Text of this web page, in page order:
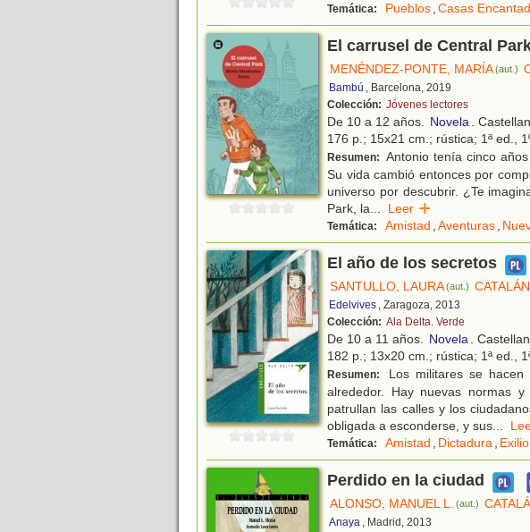
Temática: Pueblos,Casas
El carrusel de Central
MENÉNDEZ-PONTE, MARÍA(aut.)
Bambú , Barcelona, 2019
Colección: Jóvenes lectores
De 10 a 12 años. Novela.
176 p.; 15x21 cm.; rústica; 1ª ed.,
Resumen: Antonio tenía cinco
Su vida cambió entonces por
universo por descubrir. ¿Te
Park, la... Leer
Temática: Amistad ,Aventuras,
El año de los secretos
SANTULLO, LAURA(aut.)
Edelvives , Zaragoza, 2013
Colección: Ala Delta. Verde
De 10 a 11 años. Novela.
182 p.; 13x20 cm.; rústica; 1ª ed.,
Resumen:
Los militares se
alrededor. Hay nuevas normas
patrullan las calles y los
obligada a esconderse, y sus...
Temática: Amistad , Dictadura, Exilio
Perdido en la ciudad
ALONSO, MANUEL L. (aut.)
Anaya , Madrid, 2013